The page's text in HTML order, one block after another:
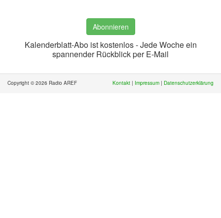
Abonnieren
Kalenderblatt-Abo ist kostenlos - Jede Woche ein
spannender Rückblick per E-Mail
Copyright © 2026 Radio AREF Kontakt | Impressum | Datenschutzerklärung